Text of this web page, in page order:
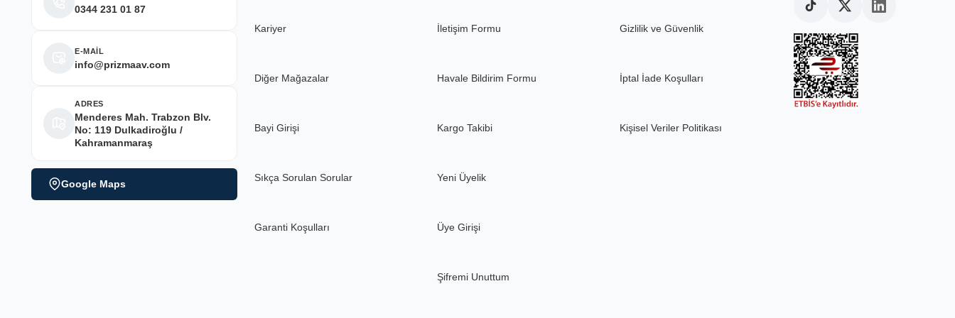
0344 231 01 87
E-MAİL
info@prizmaav.com
ADRES
Menderes Mah. Trabzon Blv.
No: 119 Dulkadiroğlu /
Kahramanmaraş
Google Maps
Kariyer
Diğer Mağazalar
Bayi Girişi
Sıkça Sorulan Sorular
Garanti Koşulları
İletişim Formu
Havale Bildirim Formu
Kargo Takibi
Yeni Üyelik
Üye Girişi
Şifremi Unuttum
Gizlilik ve Güvenlik
İptal İade Koşulları
Kişisel Veriler Politikası